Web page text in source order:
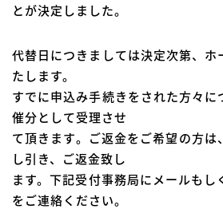
とが決定しました。
代替日につきましては決定次第、ホ
たします。
すでに申込み手続きをされた方々に
催分として受理させ
て頂きます。ご返金をご希望の方は
し引き、ご返金致し
ます。下記受付事務局にメールもし
をご連絡ください。